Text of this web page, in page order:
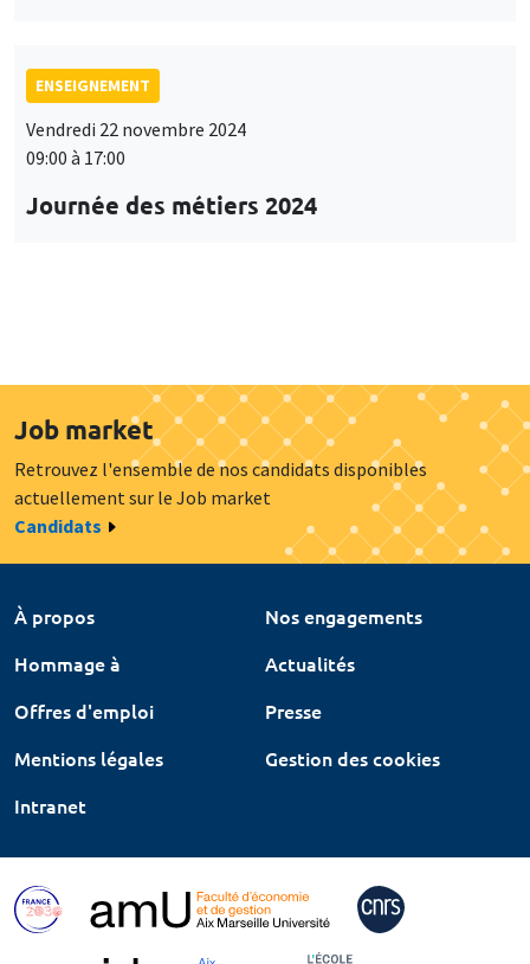
ENSEIGNEMENT
Vendredi 22 novembre 2024
09:00 à 17:00
Journée des métiers 2024
Job market
Retrouvez l'ensemble de nos candidats disponibles
actuellement sur le Job market
Candidats
À propos
Nos engagements
Hommage à
Actualités
Offres d'emploi
Presse
Mentions légales
Gestion des cookies
Intranet